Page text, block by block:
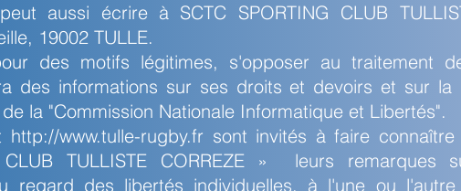
aussi écrire à SCTC SPORTING CLUB
19002 TULLE.
des motifs légitimes, s'opposer au traitement
des informations sur ses droits et devoirs et sur la
la "Commission Nationale Informatique et Libertés".
www.tulle-rugby.fr sont invités à faire connaître
TULLISTE CORREZE » leurs remarques
regard des libertés individuelles, à l'une ou